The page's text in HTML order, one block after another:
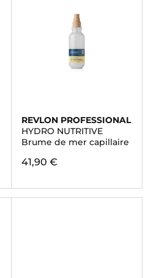
REVLON PROFESSIONAL
HYDRO NUTRITIVE
Brume de mer capillaire
41,90 €